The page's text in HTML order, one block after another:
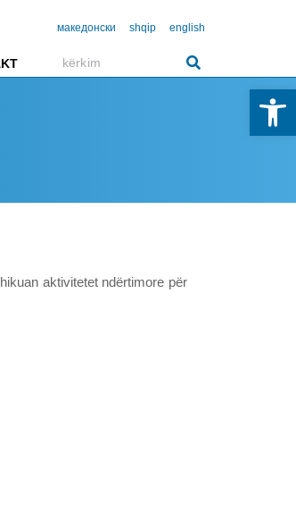
македонски shqip english
aktivitetet ndërtimore për